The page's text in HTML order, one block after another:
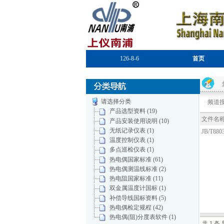
126-8-6 首页
请选择分类
产品选型资料 (19)
产品安装使用说明 (10)
无纸记录仪表 (1)
温度控制仪表 (1)
多点巡检仪表 (1)
热电偶国家标准 (61)
热电偶测温线标准 (2)
热电阻国家标准 (11)
双金属温度计国标 (1)
补偿导线国标资料 (5)
热电偶检定规程 (42)
热电偶(阻)分度表软件 (1)
频道
文件名
JB/